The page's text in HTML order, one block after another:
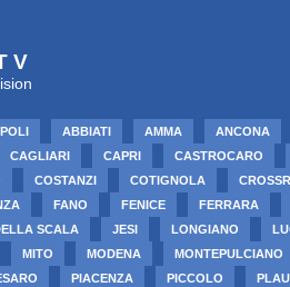
V
ABBIATI AMMA
ANCONA
CAGLIARI CAPRI
CASTROCARO
COSTANZI COTIGNOLA
FANO FENICE
FERRARA
SCALA JESI LONGIANO
MITO MODENA
MONTEPULCIANO
PIACENZA PICCOLO